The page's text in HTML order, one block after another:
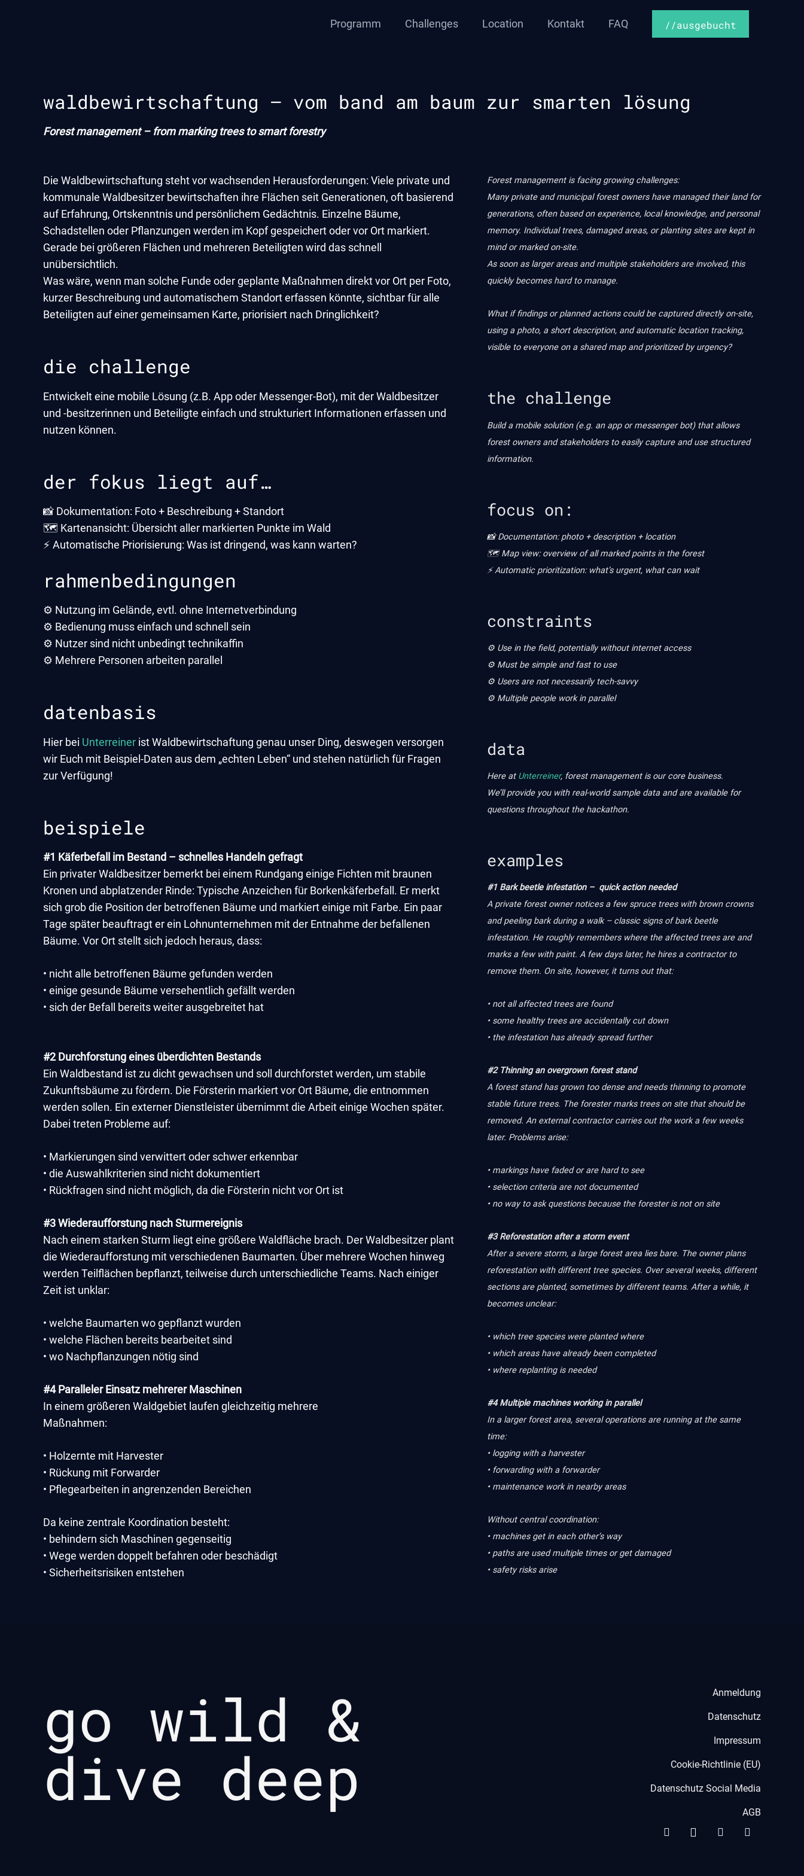
Programm Challenges Location Kontakt FAQ //ausgebucht
waldbewirtschaftung – vom band am baum zur smarten lösung
Forest management – from marking trees to smart forestry
Die Waldbewirtschaftung steht vor wachsenden Herausforderungen: Viele private und
kommunale Waldbesitzer bewirtschaften ihre Flächen seit Generationen, oft basierend
auf Erfahrung, Ortskenntnis und persönlichem Gedächtnis. Einzelne Bäume,
Schadstellen oder Pflanzungen werden im Kopf gespeichert oder vor Ort markiert.
Gerade bei größeren Flächen und mehreren Beteiligten wird das schnell
unübersichtlich.
Was wäre, wenn man solche Funde oder geplante Maßnahmen direkt vor Ort per Foto,
kurzer Beschreibung und automatischem Standort erfassen könnte, sichtbar für alle
Beteiligten auf einer gemeinsamen Karte, priorisiert nach Dringlichkeit?
die challenge
Entwickelt eine mobile Lösung (z.B. App oder Messenger-Bot), mit der Waldbesitzer
und -besitzerinnen und Beteiligte einfach und strukturiert Informationen erfassen und
nutzen können.
der fokus liegt auf…
📸 Dokumentation: Foto + Beschreibung + Standort
🗺️ Kartenansicht: Übersicht aller markierten Punkte im Wald
⚡ Automatische Priorisierung: Was ist dringend, was kann warten?
rahmenbedingungen
⚙️ Nutzung im Gelände, evtl. ohne Internetverbindung
⚙️ Bedienung muss einfach und schnell sein
⚙️ Nutzer sind nicht unbedingt technikaffin
⚙️ Mehrere Personen arbeiten parallel
datenbasis
Hier bei Unterreiner ist Waldbewirtschaftung genau unser Ding, deswegen versorgen
wir Euch mit Beispiel-Daten aus dem „echten Leben“ und stehen natürlich für Fragen
zur Verfügung!
beispiele
#1 Käferbefall im Bestand – schnelles Handeln gefragt
Ein privater Waldbesitzer bemerkt bei einem Rundgang einige Fichten mit braunen
Kronen und abplatzender Rinde: Typische Anzeichen für Borkenkäferbefall. Er merkt
sich grob die Position der betroffenen Bäume und markiert einige mit Farbe. Ein paar
Tage später beauftragt er ein Lohnunternehmen mit der Entnahme der befallenen
Bäume. Vor Ort stellt sich jedoch heraus, dass:
• nicht alle betroffenen Bäume gefunden werden
• einige gesunde Bäume versehentlich gefällt werden
• sich der Befall bereits weiter ausgebreitet hat
#2 Durchforstung eines überdichten Bestands
Ein Waldbestand ist zu dicht gewachsen und soll durchforstet werden, um stabile
Zukunftsbäume zu fördern. Die Försterin markiert vor Ort Bäume, die entnommen
werden sollen. Ein externer Dienstleister übernimmt die Arbeit einige Wochen später.
Dabei treten Probleme auf:
• Markierungen sind verwittert oder schwer erkennbar
• die Auswahlkriterien sind nicht dokumentiert
• Rückfragen sind nicht möglich, da die Försterin nicht vor Ort ist
#3 Wiederaufforstung nach Sturmereignis
Nach einem starken Sturm liegt eine größere Waldfläche brach. Der Waldbesitzer plant
die Wiederaufforstung mit verschiedenen Baumarten. Über mehrere Wochen hinweg
werden Teilflächen bepflanzt, teilweise durch unterschiedliche Teams. Nach einiger
Zeit ist unklar:
• welche Baumarten wo gepflanzt wurden
• welche Flächen bereits bearbeitet sind
• wo Nachpflanzungen nötig sind
#4 Paralleler Einsatz mehrerer Maschinen
In einem größeren Waldgebiet laufen gleichzeitig mehrere
Maßnahmen:
• Holzernte mit Harvester
• Rückung mit Forwarder
• Pflegearbeiten in angrenzenden Bereichen
Da keine zentrale Koordination besteht:
• behindern sich Maschinen gegenseitig
• Wege werden doppelt befahren oder beschädigt
• Sicherheitsrisiken entstehen
Forest management is facing growing challenges:
Many private and municipal forest owners have managed their land for
generations, often based on experience, local knowledge, and personal
memory. Individual trees, damaged areas, or planting sites are kept in
mind or marked on-site.
As soon as larger areas and multiple stakeholders are involved, this
quickly becomes hard to manage.
What if findings or planned actions could be captured directly on-site,
using a photo, a short description, and automatic location tracking,
visible to everyone on a shared map and prioritized by urgency?
the challenge
Build a mobile solution (e.g. an app or messenger bot) that allows
forest owners and stakeholders to easily capture and use structured
information.
focus on:
📸 Documentation: photo + description + location
🗺️ Map view: overview of all marked points in the forest
⚡ Automatic prioritization: what’s urgent, what can wait
constraints
⚙️ Use in the field, potentially without internet access
⚙️ Must be simple and fast to use
⚙️ Users are not necessarily tech-savvy
⚙️ Multiple people work in parallel
data
Here at Unterreiner, forest management is our core business.
We’ll provide you with real-world sample data and are available for
questions throughout the hackathon.
examples
#1 Bark beetle infestation – quick action needed
A private forest owner notices a few spruce trees with brown crowns
and peeling bark during a walk – classic signs of bark beetle
infestation. He roughly remembers where the affected trees are and
marks a few with paint. A few days later, he hires a contractor to
remove them. On site, however, it turns out that:
• not all affected trees are found
• some healthy trees are accidentally cut down
• the infestation has already spread further
#2 Thinning an overgrown forest stand
A forest stand has grown too dense and needs thinning to promote
stable future trees. The forester marks trees on site that should be
removed. An external contractor carries out the work a few weeks
later. Problems arise:
• markings have faded or are hard to see
• selection criteria are not documented
• no way to ask questions because the forester is not on site
#3 Reforestation after a storm event
After a severe storm, a large forest area lies bare. The owner plans
reforestation with different tree species. Over several weeks, different
sections are planted, sometimes by different teams. After a while, it
becomes unclear:
• which tree species were planted where
• which areas have already been completed
• where replanting is needed
#4 Multiple machines working in parallel
In a larger forest area, several operations are running at the same
time:
• logging with a harvester
• forwarding with a forwarder
• maintenance work in nearby areas
Without central coordination:
• machines get in each other’s way
• paths are used multiple times or get damaged
• safety risks arise
go wild &
dive deep
Anmeldung
Datenschutz
Impressum
Cookie-Richtlinie (EU)
Datenschutz Social Media
AGB